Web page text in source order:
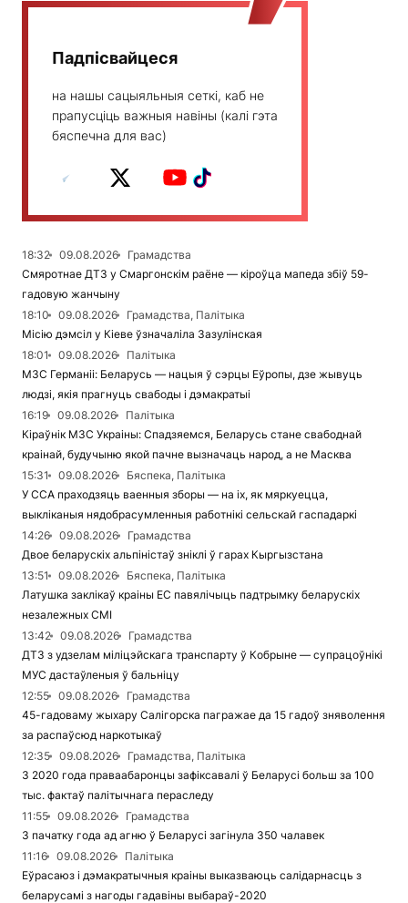
Падпісвайцеся
на нашы сацыяльныя сеткі, каб не
прапусціць важныя навіны (калі гэта
бяспечна для вас)
18:32 09.08.2026
Грамадства
Смяротнае ДТЗ у Смаргонскім раёне — кіроўца мапеда збіў 59-
гадовую жанчыну
18:10
09.08.2026
Грамадства, Палітыка
Місію дэмсіл у Кіеве ўзначаліла Зазулінская
18:01
09.08.2026
Палітыка
МЗС Германіі: Беларусь — нацыя ў сэрцы Еўропы, дзе жывуць
людзі, якія прагнуць свабоды і дэмакратыі
16:19
09.08.2026
Палітыка
Кіраўнік МЗС Украіны: Спадзяемся, Беларусь стане свабоднай
краінай, будучыню якой пачне вызначаць народ, а не Масква
15:31
09.08.2026
Бяспека, Палітыка
У ССА праходзяць ваенныя зборы — на іх, як мяркуецца,
выкліканыя нядобрасумленныя работнікі сельскай гаспадаркі
14:26
09.08.2026
Грамадства
Двое беларускіх альпіністаў зніклі ў гарах Кыргызстана
13:51
09.08.2026
Бяспека, Палітыка
Латушка заклікаў краіны ЕС павялічыць падтрымку беларускіх
незалежных СМІ
13:42
09.08.2026
Грамадства
ДТЗ з удзелам міліцэйскага транспарту ў Кобрыне — супрацоўнікі
МУС дастаўленыя ў бальніцу
12:55
09.08.2026
Грамадства
45-гадоваму жыхару Салігорска пагражае да 15 гадоў зняволення
за распаўсюд наркотыкаў
12:35
09.08.2026
Грамадства, Палітыка
З 2020 года праваабаронцы зафіксавалі ў Беларусі больш за 100
тыс. фактаў палітычнага пераследу
11:55
09.08.2026
Грамадства
З пачатку года ад агню ў Беларусі загінула 350 чалавек
11:16
09.08.2026
Палітыка
Еўрасаюз і дэмакратычныя краіны выказваюць салідарнасць з
беларусамі з нагоды гадавіны выбараў-2020